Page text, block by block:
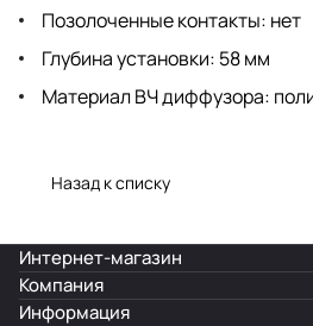
Позолоченные контакты: нет
Глубина установки: 58 мм
Материал ВЧ диффузора:
Назад к списку
Интернет-магазин
Компания
Информация